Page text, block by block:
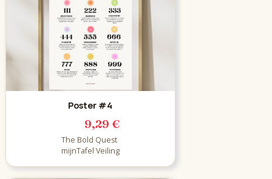
Poster #4
9,29 €
The Bold Quest
mijnTafel Veiling